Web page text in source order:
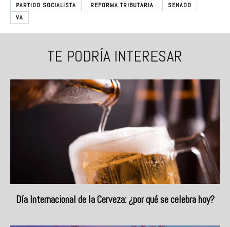
PARTIDO SOCIALISTA
REFORMA TRIBUTARIA
SENADO
VA
TE PODRÍA INTERESAR
Día Internacional de la Cerveza: ¿por qué se celebra hoy?